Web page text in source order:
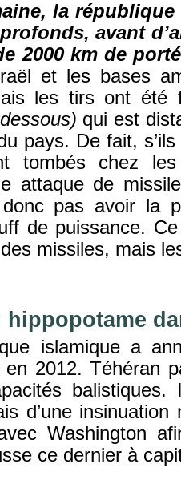
la
avant
2000 km de
et les bases
les tirs ont été
qui est
pays. De fait,
tombés chez
attaque de
pas avoir la
de puissance.
missiles, mais
hippopotame
islamique a
en 2012. Téhéran
balistiques.
d’une
Washington
ce dernier à